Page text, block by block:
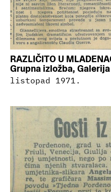
RAZLIČITO U
Grupna izložba,
listopad 1971.